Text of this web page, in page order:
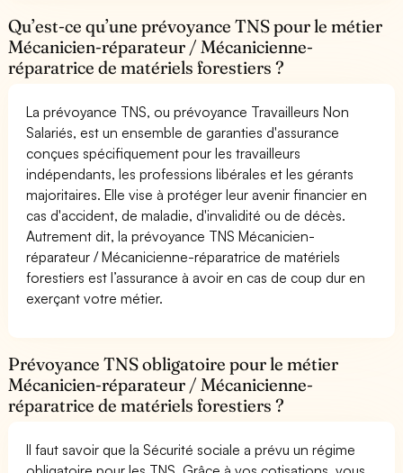
Qu’est-ce qu’une prévoyance TNS pour le métier
Mécanicien-réparateur / Mécanicienne-
réparatrice de matériels forestiers ?
La prévoyance TNS, ou prévoyance Travailleurs Non
Salariés, est un ensemble de garanties d'assurance
conçues spécifiquement pour les travailleurs
indépendants, les professions libérales et les gérants
majoritaires. Elle vise à protéger leur avenir financier en
cas d'accident, de maladie, d'invalidité ou de décès.
Autrement dit, la prévoyance TNS Mécanicien-
réparateur / Mécanicienne-réparatrice de matériels
forestiers est l’assurance à avoir en cas de coup dur en
exerçant votre métier.
Prévoyance TNS obligatoire pour le métier
Mécanicien-réparateur / Mécanicienne-
réparatrice de matériels forestiers ?
Il faut savoir que la Sécurité sociale a prévu un régime